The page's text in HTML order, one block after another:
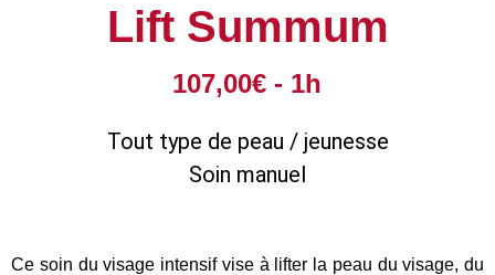
Lift Summum
107,00€ - 1h
Tout type de peau / jeunesse
Soin manuel
Ce soin du visage intensif vise à lifter la peau du visage, du